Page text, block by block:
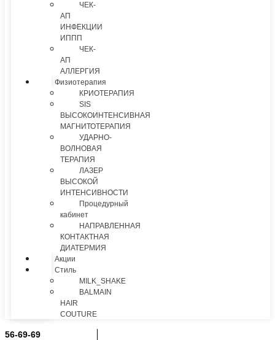
ЧЕК-
АП
ИНФЕКЦИИ
ИППП
ЧЕК-
АП
АЛЛЕРГИЯ
Физиотерапия
КРИОТЕРАПИЯ
SIS
ВЫСОКОИНТЕНСИВНАЯ
МАГНИТОТЕРАПИЯ
УДАРНО-
ВОЛНОВАЯ
ТЕРАПИЯ
ЛАЗЕР
ВЫСОКОЙ
ИНТЕНСИВНОСТИ
Процедурный
кабинет
НАПРАВЛЕННАЯ
КОНТАКТНАЯ
ДИАТЕРМИЯ
Акции
Стиль
MILK_SHAKE
BALMAIN
HAIR
COUTURE
56-69-69